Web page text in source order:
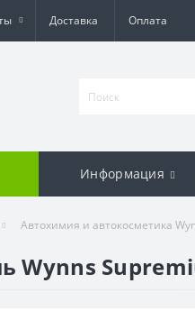
Доставка Оплата
Информация
Автохимия и автокосметика
Wynns